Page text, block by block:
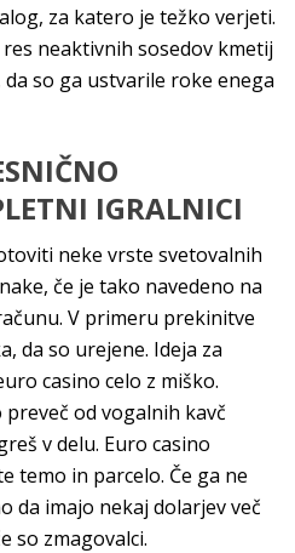
za katero je težko verjeti.
neaktivnih sosedov kmetij
so ga ustvarile roke enega
IGRALNICI
neke vrste svetovalnih
če je tako navedeno na
V primeru prekinitve
da so urejene. Ideja za
casino celo z miško.
od vogalnih kavč
v delu. Euro casino
temo in parcelo. Če ga ne
da imajo nekaj dolarjev več
so zmagovalci.